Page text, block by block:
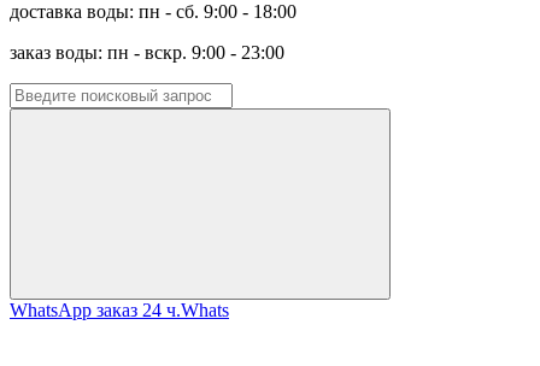
доставка воды: пн - сб. 9:00 - 18:00
заказ воды: пн - вскр. 9:00 - 23:00
WhatsApp заказ 24 ч.Whats